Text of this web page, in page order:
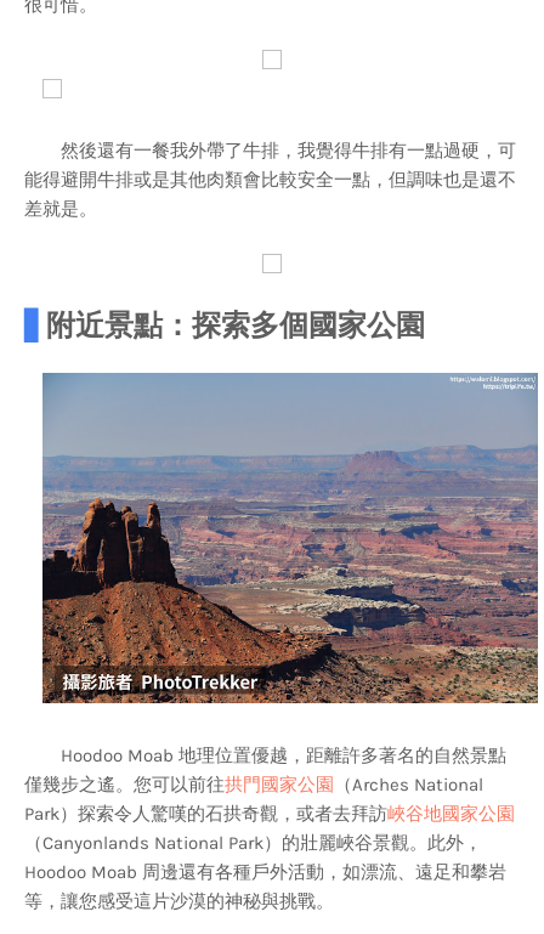
很可惜。
然後還有一餐我外帶了牛排，我覺得牛排有一點過硬，可
能得避開牛排或是其他肉類會比較安全一點，但調味也是還不
差就是。
附近景點：探索多個國家公園
Hoodoo Moab 地理位置優越，距離許多著名的自然景點
僅幾步之遙。您可以前往拱門國家公園 （Arches National
Park）探索令人驚嘆的石拱奇觀，或者去拜訪峽谷地國家公園
（Canyonlands National Park）的壯麗峽谷景觀。此外，
Hoodoo Moab 周邊還有各種戶外活動，如漂流、遠足和攀岩
等，讓您感受這片沙漠的神秘與挑戰。